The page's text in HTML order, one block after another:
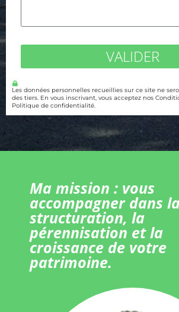
VALIDER
Les données personnelles recueillies sur ce site ne
des tiers. En vous inscrivant, vous acceptez nos
Politique de confidentialité.
Ma mission : vous
accompagner dans
structuration, la
pérennisation et la
croissance de votre
patrimoine.